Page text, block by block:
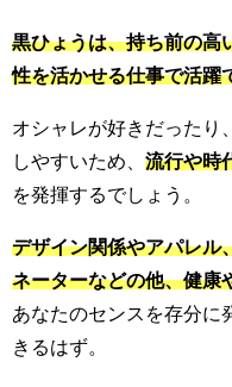
黒ひょうは、持ち前の高
性を活かせる仕事で活躍
オシャレが好きだったり
しやすいため、 流行や時
を発揮するでしょう。
デザイン関係やアパレル
ネーターなどの他、健康
あなたのセンスを存分に
きるはず。